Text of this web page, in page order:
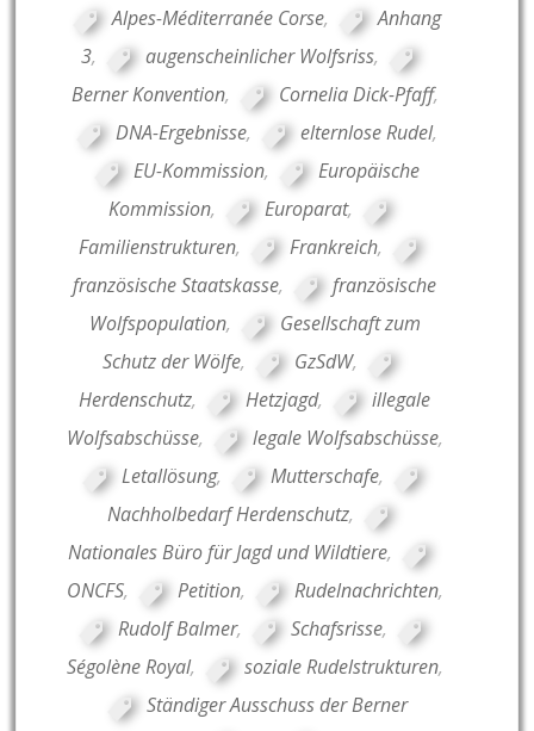
Alpes-Méditerranée Corse,
Anhang
3, augenscheinlicher Wolfsriss,
Berner Konvention, Cornelia Dick-Pfaff,
DNA-Ergebnisse, elternlose Rudel,
EU-Kommission,
Europäische
Kommission, Europarat,
Familienstrukturen, Frankreich,
französische Staatskasse,
französische
Wolfspopulation,
Gesellschaft zum
Schutz der Wölfe, GzSdW,
Herdenschutz, Hetzjagd,
illegale
Wolfsabschüsse, legale Wolfsabschüsse,
Letallösung, Mutterschafe,
Nachholbedarf Herdenschutz,
Nationales Büro für Jagd und Wildtiere,
ONCFS, Petition, Rudelnachrichten,
Rudolf Balmer, Schafsrisse,
Ségolène Royal, soziale Rudelstrukturen,
Ständiger Ausschuss der Berner